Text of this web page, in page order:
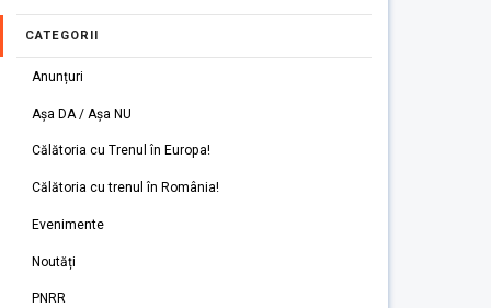
CATEGORII
Anunțuri
Așa DA / Așa NU
Călătoria cu Trenul în Europa!
Călătoria cu trenul în România!
Evenimente
Noutăți
PNRR